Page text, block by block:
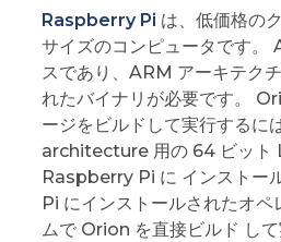
Raspberry Pi は、低価格の
サイズのコンピュータです。
スであり、ARM アーキテク
れたバイナリが必要です。
ージをビルドして実行するに
architecture 用の 64 ビット
Raspberry Pi に インストー
Pi にインストールされたオペ
ムで Orion を直接ビルド し